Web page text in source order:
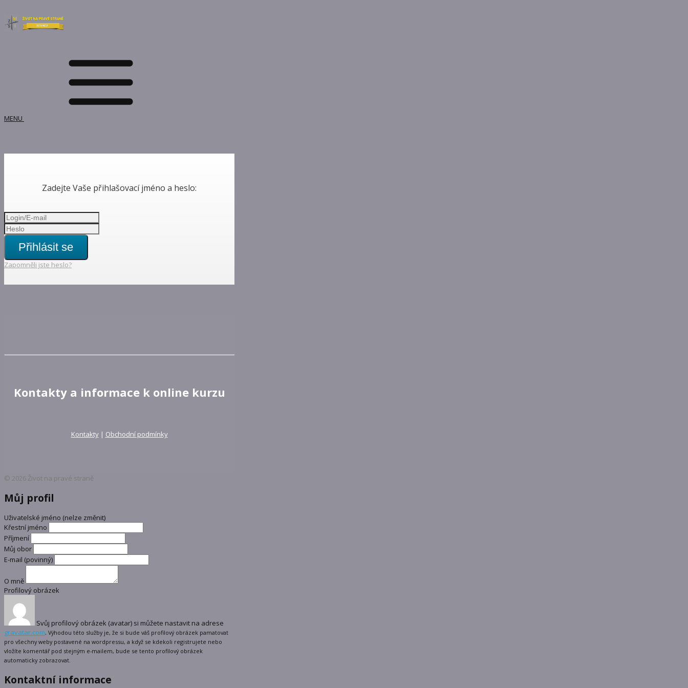
MENU
Zadejte Vaše přihlašovací jméno a heslo:
Přihlásit se
Zapomněli jste heslo?
Kontakty a informace k online kurzu
Kontakty| Obchodní podmínky
© 2026 Život na pravé straně
Můj profil
Uživatelské jméno (nelze změnit)
Křestní jméno
Příjmení
Můj obor
E-mail (povinný)
O mně
Profilový obrázek
Svůj profilový obrázek (avatar) si můžete nastavit na adrese
gravatar.com. Výhodou této služby je, že si bude váš profilový obrázek pamatovat
pro všechny weby postavené na wordpressu, a když se kdekoli registrujete nebo
vložíte komentář pod stejným e-mailem, bude se tento profilový obrázek
automaticky zobrazovat.
Kontaktní informace